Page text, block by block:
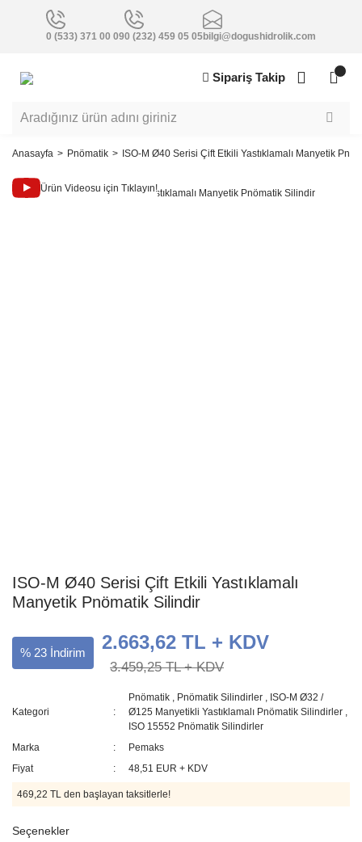
0 (533) 371 00 090 (232) 459 05 05bilgi@dogushidrolik.com
Sipariş Takip
Anasayfa Pnömatik ISO-M Ø40 Serisi Çift Etkili Yastıklamalı Manyetik
Ürün Videosu için Tıklayın!
ISO-M Ø40 Serisi Çift Etkili Yastıklamalı
Manyetik Pnömatik Silindir
% 23 İndirim 2.663,62 TL + KDV
3.459,25 TL + KDV
Kategori
Pnömatik , Pnömatik Silindirler , ISO-M Ø32 /
Ø125 Manyetikli Yastıklamalı Pnömatik Silindirler ,
ISO 15552 Pnömatik Silindirler
Marka
Pemaks
Fiyat
48,51 EUR + KDV
469,22 TL den başlayan taksitlerle!
Seçenekler